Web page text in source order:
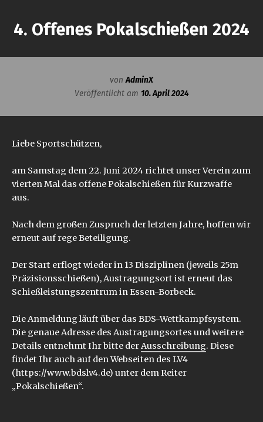
4. Offenes Pokalschießen 2024
vonAdminX
Veröffentlicht am 10. April 2024
Liebe Sportschützen,
am Samstag dem 22. Juni 2024 richtet unser Verein zum
vierten Mal das offene Pokalschießen für Kurzwaffe
aus.
Nach dem großen Zuspruch der letzten Jahre, hoffen wir
erneut auf rege Beteiligung.
Der Start erflogt wieder in 13 Disziplinen (jeweils 25m
Präzisionsschießen), Austragungsort ist erneut das
Schießleistungszentrum in Essen-Borbeck.
Die Anmeldung läuft über das BDS-Wettkampfsystem.
Die genaue Adresse des Austragungsortes und weitere
Details entnehmt Ihr bitte derAusschreibung. Diese
findet Ihr auch auf den Webseiten des LV4
(https://www.bdslv4.de) unter dem Reiter
„Pokalschießen“.